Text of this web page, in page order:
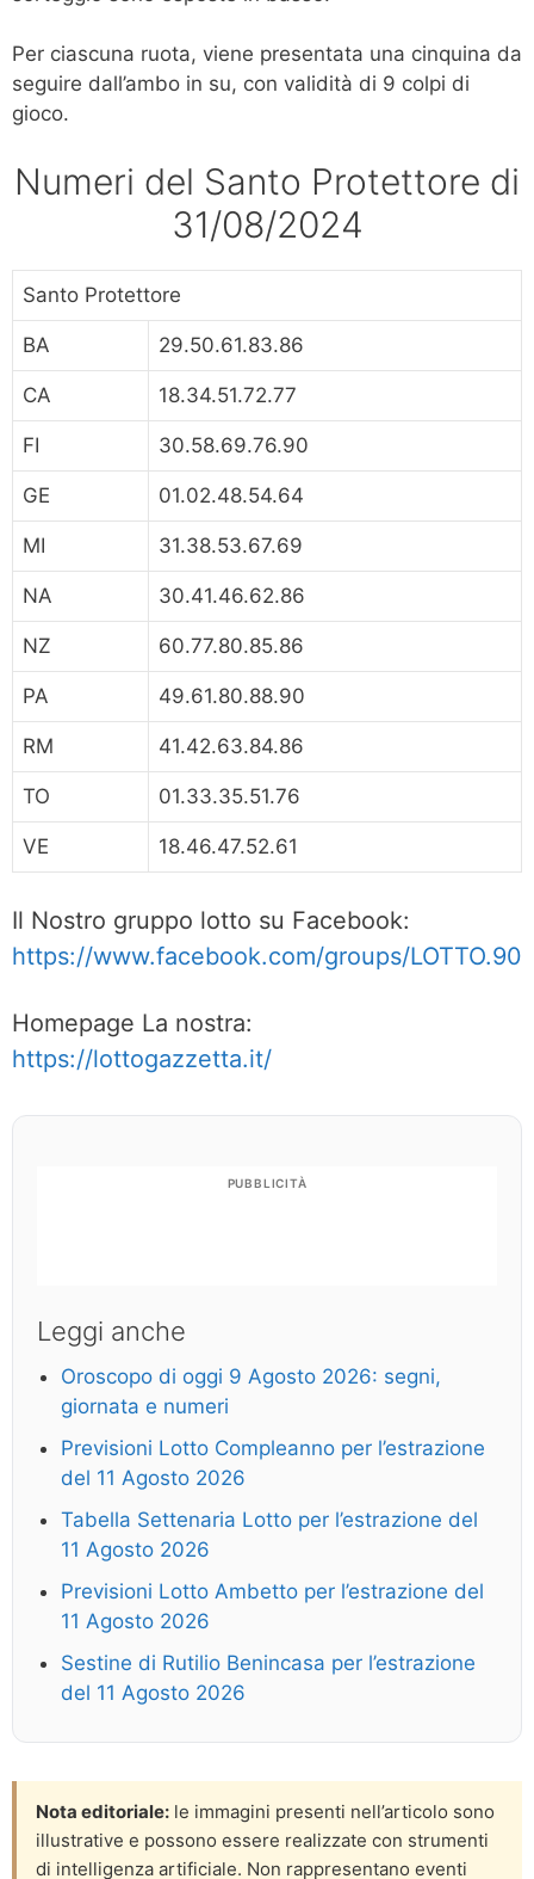
Per ciascuna ruota, viene presentata una cinquina da
seguire dall’ambo in su, con validità di 9 colpi di
gioco.
Numeri del Santo Protettore di
31/08/2024
Santo Protettore
BA 29.50.61.83.86
CA 18.34.51.72.77
FI 30.58.69.76.90
GE 01.02.48.54.64
MI 31.38.53.67.69
NA 30.41.46.62.86
NZ 60.77.80.85.86
PA 49.61.80.88.90
RM 41.42.63.84.86
TO 01.33.35.51.76
VE 18.46.47.52.61
Il Nostro gruppo lotto su Facebook:
https://www.facebook.com/groups/LOTTO.90
Homepage La nostra:
https://lottogazzetta.it/
PUBBLICITÀ
Leggi anche
Oroscopo di oggi 9 Agosto 2026: segni,
giornata e numeri
Previsioni Lotto Compleanno per l’estrazione
del 11 Agosto 2026
Tabella Settenaria Lotto per l’estrazione del
11 Agosto 2026
Previsioni Lotto Ambetto per l’estrazione del
11 Agosto 2026
Sestine di Rutilio Benincasa per l’estrazione
del 11 Agosto 2026
Nota editoriale: le immagini presenti nell’articolo sono
illustrative e possono essere realizzate con strumenti
di intelligenza artificiale. Non rappresentano eventi